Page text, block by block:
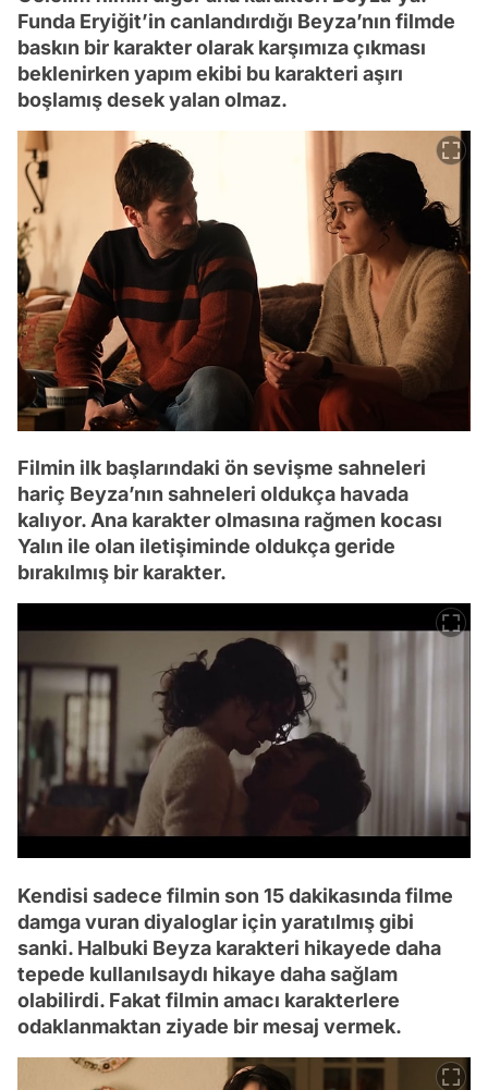
Funda Eryiğit’in canlandırdığı Beyza’nın filmde
baskın bir karakter olarak karşımıza çıkması
beklenirken yapım ekibi bu karakteri aşırı
boşlamış desek yalan olmaz.
Filmin ilk başlarındaki ön sevişme sahneleri
hariç Beyza’nın sahneleri oldukça havada
kalıyor. Ana karakter olmasına rağmen kocası
Yalın ile olan iletişiminde oldukça geride
bırakılmış bir karakter.
Kendisi sadece filmin son 15 dakikasında filme
damga vuran diyaloglar için yaratılmış gibi
sanki. Halbuki Beyza karakteri hikayede daha
tepede kullanılsaydı hikaye daha sağlam
olabilirdi. Fakat filmin amacı karakterlere
odaklanmaktan ziyade bir mesaj vermek.